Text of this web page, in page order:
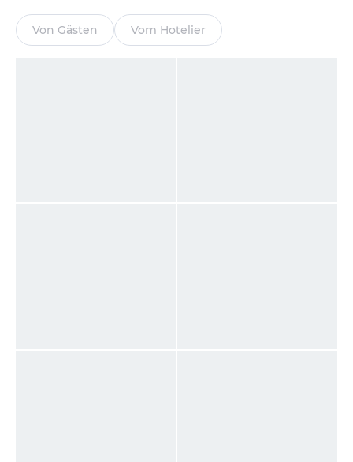
Von Gästen Vom Hotelier